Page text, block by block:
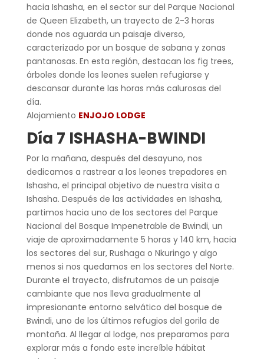
hacia Ishasha, en el sector sur del Parque Nacional
de Queen Elizabeth, un trayecto de 2-3 horas
donde nos aguarda un paisaje diverso,
caracterizado por un bosque de sabana y zonas
pantanosas. En esta región, destacan los fig trees,
árboles donde los leones suelen refugiarse y
descansar durante las horas más calurosas del
día.
Alojamiento ENJOJO LODGE
Día 7 ISHASHA-BWINDI
Por la mañana, después del desayuno, nos
dedicamos a rastrear a los leones trepadores en
Ishasha, el principal objetivo de nuestra visita a
Ishasha. Después de las actividades en Ishasha,
partimos hacia uno de los sectores del Parque
Nacional del Bosque Impenetrable de Bwindi, un
viaje de aproximadamente 5 horas y 140 km, hacia
los sectores del sur, Rushaga o Nkuringo y algo
menos si nos quedamos en los sectores del Norte.
Durante el trayecto, disfrutamos de un paisaje
cambiante que nos lleva gradualmente al
impresionante entorno selvático del bosque de
Bwindi, uno de los últimos refugios del gorila de
montaña. Al llegar al lodge, nos preparamos para
explorar más a fondo este increíble hábitat